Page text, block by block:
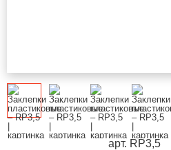
арт. RP3,5